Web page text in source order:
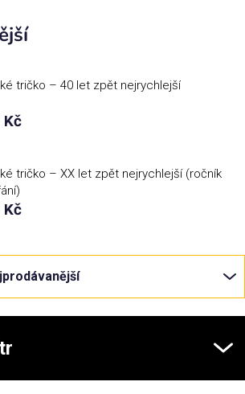
tričko – 40 let zpět nejrychlejší
Kč
tričko – XX let zpět nejrychlejší (ročník
Kč